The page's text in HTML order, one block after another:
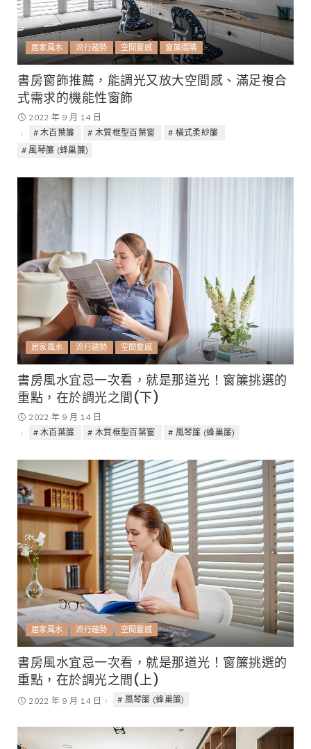
居家風水 流行趨勢 空間靈感 窗簾選購
書房窗飾推薦，能調光又放大空間感、滿足複合
式需求的機能性窗飾
2022 年 9 月 14 日
木百葉簾
木質框型百葉窗
橫式柔紗簾
風琴簾 (蜂巢簾)
居家風水 流行趨勢 空間靈感
書房風水宜忌一次看，就是那道光！窗簾挑選的
重點，在於調光之間(下)
2022 年 9 月 14 日
木百葉簾
木質框型百葉窗 風琴簾 (蜂巢簾)
居家風水 流行趨勢 空間靈感
書房風水宜忌一次看，就是那道光！窗簾挑選的
重點，在於調光之間(上)
2022 年 9 月 14 日 風琴簾 (蜂巢簾)